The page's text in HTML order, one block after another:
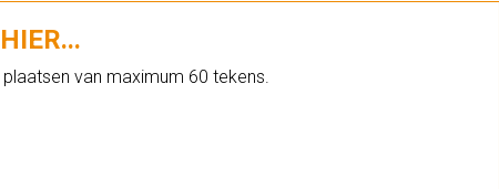
van maximum 60 tekens.